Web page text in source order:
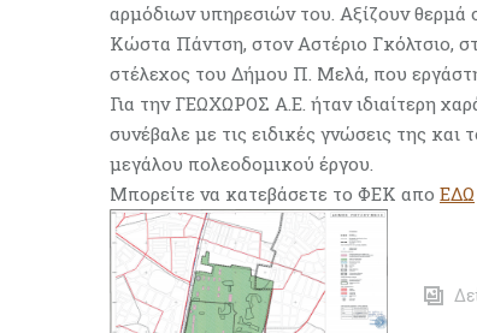
αρμόδιων υπηρεσιών του. Αξίζουν θερμά
Κώστα Πάντση, στον Αστέριο Γκόλτσιο,
στέλεχος του Δήμου Π. Μελά, που
Για την ΓΕΩΧΩΡΟΣ Α.Ε. ήταν ιδιαίτερη
συνέβαλε με τις ειδικές γνώσεις της
μεγάλου πολεοδομικού έργου.
Μπορείτε να κατεβάσετε το ΦΕΚ απο ΕΔΩ